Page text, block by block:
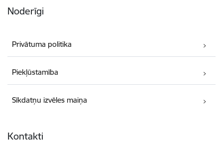
Noderīgi
Privātuma politika
Piekļūstamība
Sīkdatņu izvēles maiņa
Kontakti